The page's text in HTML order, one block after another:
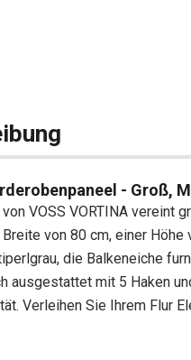
- Groß,
VOSS VORTINA
von 80 cm, einer
die Balkeneiche
ausgestattet mit 5 Haken
Verleihen Sie Ihrem